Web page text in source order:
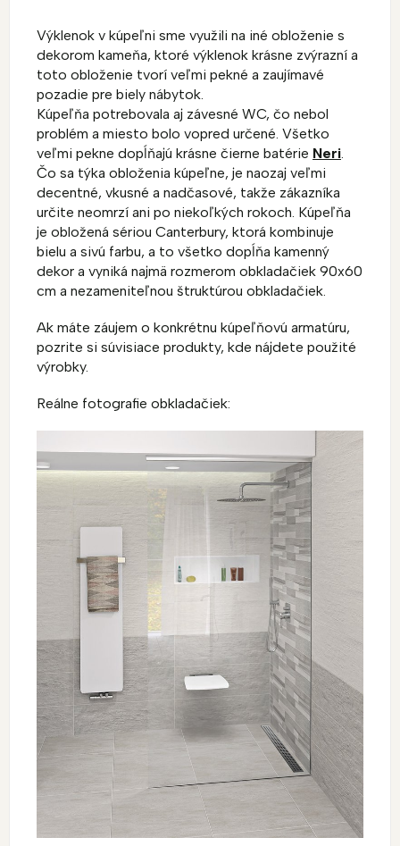
Výklenok v kúpeľni sme využili na iné obloženie s
dekorom kameňa, ktoré výklenok krásne zvýrazní a
toto obloženie tvorí veľmi pekné a zaujímavé
pozadie pre biely nábytok.
Kúpeľňa potrebovala aj závesné WC, čo nebol
problém a miesto bolo vopred určené. Všetko
veľmi pekne dopĺňajú krásne čierne batérie Neri.
Čo sa týka obloženia kúpeľne, je naozaj veľmi
decentné, vkusné a nadčasové, takže zákazníka
určite neomrzí ani po niekoľkých rokoch. Kúpeľňa
je obložená sériou Canterbury, ktorá kombinuje
bielu a sivú farbu, a to všetko dopĺňa kamenný
dekor a vyniká najmä rozmerom obkladačiek 90x60
cm a nezameniteľnou štruktúrou obkladačiek.
Ak máte záujem o konkrétnu kúpeľňovú armatúru,
pozrite si súvisiace produkty, kde nájdete použité
výrobky.
Reálne fotografie obkladačiek: